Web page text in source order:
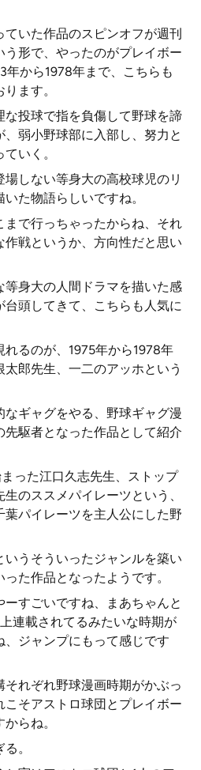
ていた作品のスピンオフが週刊
形で、やったのがプレイボー
年から1978年まで、こちらも
ます。
な投球で指を負傷して野球を諦
弱小野球部に入部し、努力と
いく。
しない等身大の高校球児のリ
た物語らしいですね。
まで行っちゃったからね、それ
戦というか、方向性だと思い
等身大の人間ドラマを描いた感
台頭してきて、こちらも人気に
れるのが、1975年から1978年
郎先生、一二のアッホという
なギャグをやる、野球ギャグ漫
駆者となった作品として紹介
った江口久志先生、ストップ
のススメパイレーツという、
パイレーツを主人公にした野
いうそういったジャンルを築い
た作品となったようです。
すごいですね、まあちゃんと
連載されてるみたいな時期が
ジャンプにもって感じです
れぞれ野球漫画時期がかぶっ
そアストロ球団とプレイボー
らね。
。